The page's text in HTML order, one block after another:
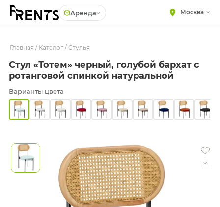
Аренда Москва
МЕБЕЛЬ
ПОСУДА
КРУПНОГАБАРИТНЫЙ
ДЕКОР
ГОТОВЫЕ РЕШЕНИЯ
ОСВЕЩЕНИЕ
Стулья
Диваны
Пуфы
Фуршетная мебель
Барная мебель
Главная / Каталог / Стулья
Стул «Тотем» черный, голубой бархат с
ротанговой спинкой натуральной
Варианты цвета